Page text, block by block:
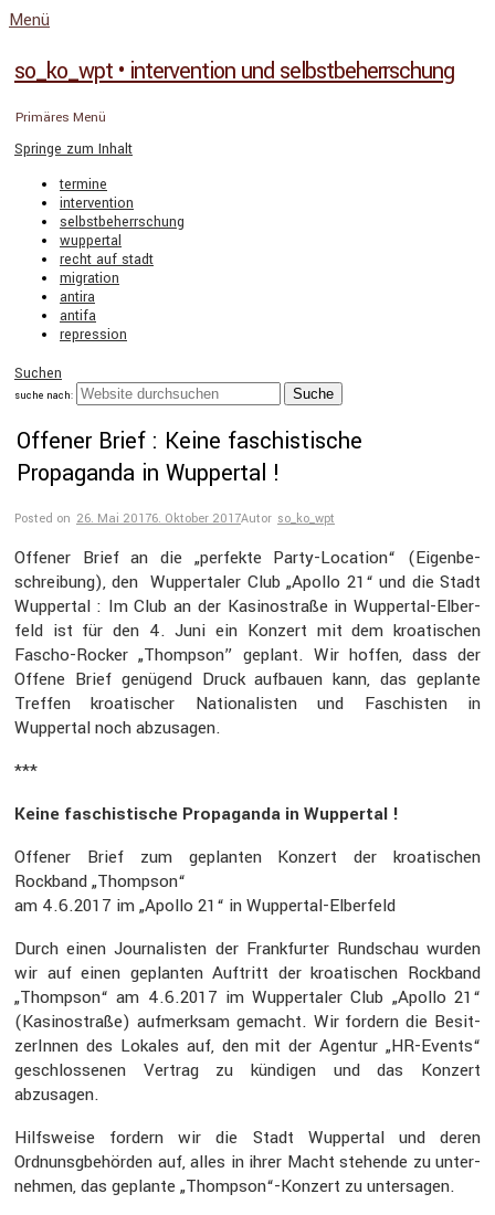
Menü
so_ko_wpt • intervention und selbstbeherrschung
Primäres Menü
Springe zum Inhalt
termine
intervention
selbstbeherrschung
wuppertal
recht auf stadt
migration
antira
antifa
repression
Suchen
suche nach:
Offener Brief : Keine faschistische
Propaganda in Wuppertal !
Posted on 26. Mai 20176. Oktober 2017Autor so_ko_wpt
Offener Brief an die „perfekte Party-Location“ (Eigen­be­
schrei­bung), den Wupper­taler Club „Apollo 21“ und die Stadt
Wuppertal : Im Club an der Kasino­straße in Wuppertal-Elber­
feld ist für den 4. Juni ein Konzert mit dem kroati­schen
Fascho-Rocker „Thompson” geplant. Wir hoffen, dass der
Offene Brief genügend Druck aufbauen kann, das geplante
Treffen kroati­scher Natio­na­listen und Faschisten in
Wuppertal noch abzusagen.
***
Keine faschis­ti­sche Propa­ganda in Wuppertal !
Offener Brief zum geplanten Konzert der kroati­schen
Rockband „Thompson“
am 4.6.2017 im „Apollo 21“ in Wuppertal-Elber­feld
Durch einen Journa­listen der Frank­furter Rundschau wurden
wir auf einen geplanten Auftritt der kroati­schen Rockband
„Thompson“ am 4.6.2017 im Wupper­taler Club „Apollo 21“
(Kasino­straße) aufmerksam gemacht. Wir fordern die Besit­
ze­rInnen des Lokales auf, den mit der Agentur „HR-Events“
geschlos­senen Vertrag zu kündigen und das Konzert
abzusagen.
Hilfs­weise fordern wir die Stadt Wuppertal und deren
Ordnuns­gbe­hörden auf, alles in ihrer Macht stehende zu unter­
nehmen, das geplante „Thompson“-Konzert zu unter­sagen.